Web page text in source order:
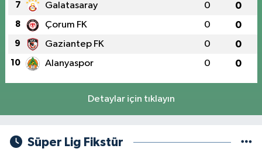
7 Galatasaray 0 0
8 Çorum FK 0 0
9 Gaziantep FK 0 0
10 Alanyaspor 0 0
Detaylar için tıklayın
Süper Lig Fikstür